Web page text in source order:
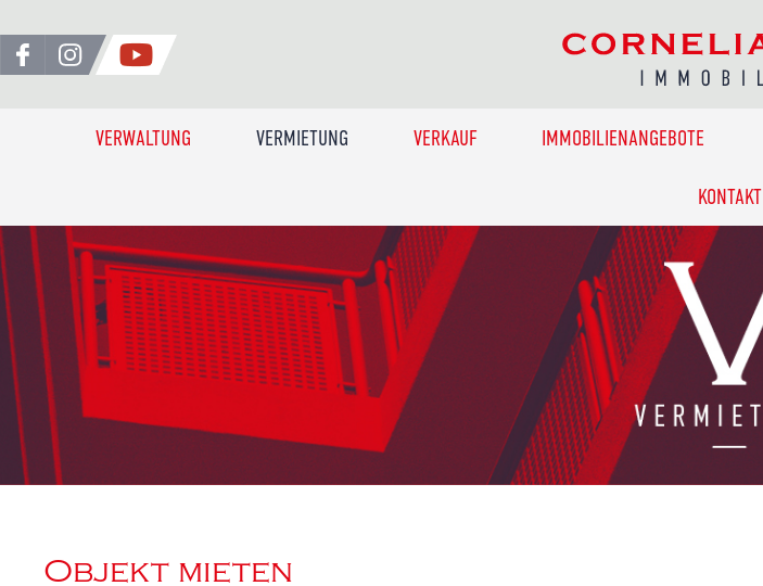
VERWALTUNG VERMIETUNG VERKAUF IMMOBILIENANGEBOTE
KONTAKT
Objekt mieten